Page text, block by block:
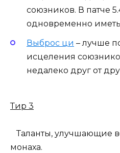
союзников. В патче
одновременно
Выброс ци – лучше
исцеления
недалеко друг от
Тир 3
Таланты, улучшающие
монаха.